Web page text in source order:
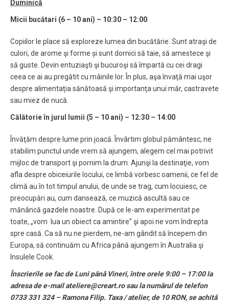
Duminică
Micii bucătari (6 – 10 ani) – 10:30 – 12:00
Copiilor le place să exploreze lumea din bucătărie. Sunt atraşi de
culori, de arome şi forme și sunt dornici să taie, să amestece şi
să guste. Devin entuziaşti şi bucuroşi să împartă cu cei dragi
ceea ce ai au pregătit cu mâinile lor. În plus, aşa învaţă mai uşor
despre alimentaţia sănătoasă şi importanţa unui măr, castravete
sau miez de nucă.
Călătorie în jurul lumii (5 – 10 ani) – 12:30 – 14:00
Învăţăm despre lume prin joacă. Învârtim globul pământesc, ne
stabilim punctul unde vrem să ajungem, alegem cel mai potrivit
mijloc de transport şi pornim la drum. Ajunşi la destinaţie, vom
afla despre obiceiurile locului, ce limbă vorbesc oamenii, ce fel de
climă au în tot timpul anului, de unde se trag, cum locuiesc, ce
preocupări au, cum dansează, ce muzică ascultă sau ce
mănâncă gazdele noastre. După ce le-am experimentat pe
toate, „vom lua un obiect ca amintire” şi apoi ne vom îndrepta
spre casă. Ca să nu ne pierdem, ne-am gândit să începem din
Europa, să continuăm cu Africa până ajungem în Australia şi
Insulele Cook.
Înscrierile se fac de Luni până Vineri, între orele 9:00 – 17:00 la
adresa de e-mail ateliere@creart.ro sau la numărul de telefon
0733 331 324 – Ramona Filip. Taxa / atelier, de 10 RON, se achită